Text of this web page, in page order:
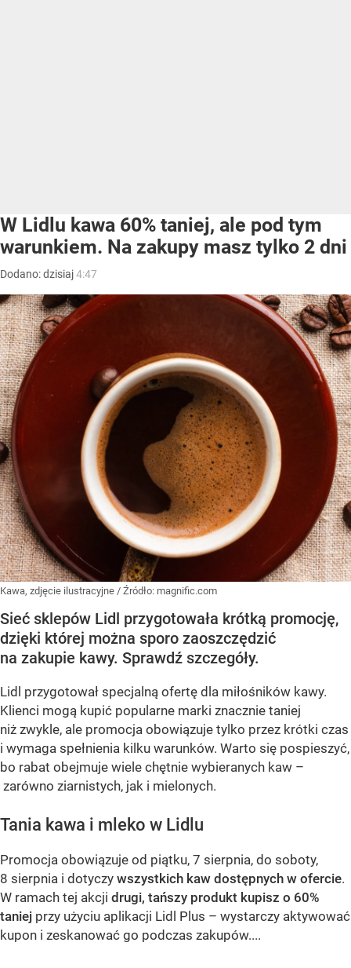
W Lidlu kawa 60% taniej, ale pod tym
warunkiem. Na zakupy masz tylko 2 dni
Dodano:dzisiaj4:47
Kawa, zdjęcie ilustracyjne / Źródło: magnific.com
Sieć sklepów Lidl przygotowała krótką promocję,
dzięki której można sporo zaoszczędzić
na zakupie kawy. Sprawdź szczegóły.
Lidl przygotował specjalną ofertę dla miłośników kawy.
Klienci mogą kupić popularne marki znacznie taniej
niż zwykle, ale promocja obowiązuje tylko przez krótki czas
i wymaga spełnienia kilku warunków. Warto się pospieszyć,
bo rabat obejmuje wiele chętnie wybieranych kaw –
zarówno ziarnistych, jak i mielonych.
Tania kawa i mleko w Lidlu
Promocja obowiązuje od piątku, 7 sierpnia, do soboty,
8 sierpnia i dotyczy wszystkich kaw dostępnych w ofercie.
W ramach tej akcji drugi, tańszy produkt kupisz o 60%
taniej przy użyciu aplikacji Lidl Plus – wystarczy aktywować
kupon i zeskanować go podczas zakupów....